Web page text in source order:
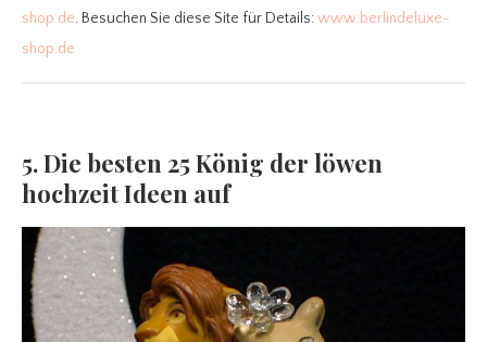
shop.de. Besuchen Sie diese Site für Details:www.berlindeluxe-
shop.de
5. Die besten 25 König der löwen
hochzeit Ideen auf